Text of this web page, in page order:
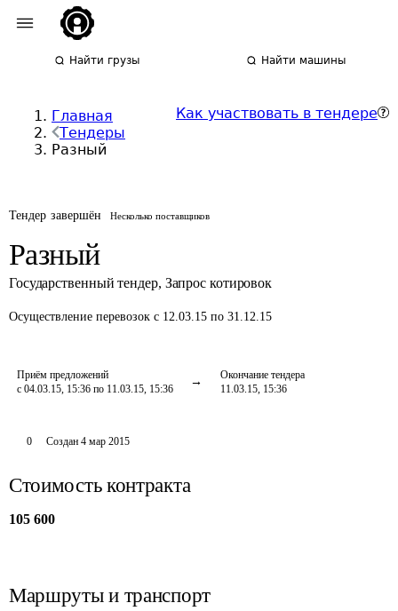
Найти грузы Найти машины
Главная
Тендеры
Разный
Как участвовать в тендере
Тендер завершён Несколько поставщиков
Разный
Государственный тендер, Запрос котировок
Осуществление перевозок с 12.03.15 по 31.12.15
Приём предложений
с 04.03.15, 15:36 по 11.03.15, 15:36
Окончание тендера
11.03.15, 15:36
0 Создан 4 мар 2015
Стоимость контракта
105 600
Маршруты и транспорт